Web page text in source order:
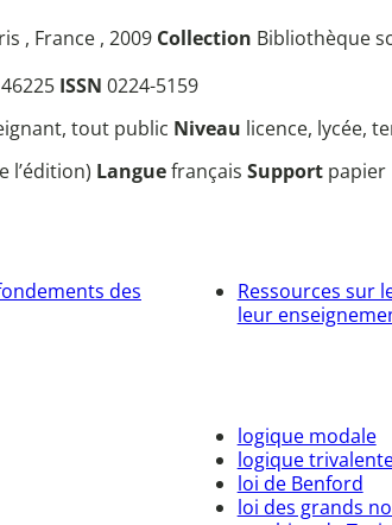
, France , 2009 Collection Bibliothèque
ISSN 0224-5159
tout public Niveau licence, lycée,
l’édition) Languefrançais Support papier
des
Ressources sur
leur
logique modale
logique
loi de Benford
loi des grands